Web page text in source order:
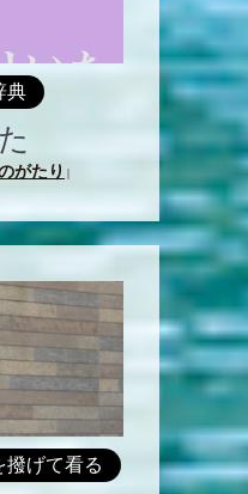
典
がたり
撥げて看る